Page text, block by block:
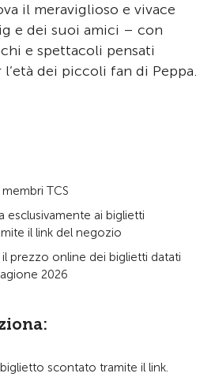
il meraviglioso e vivace
e dei suoi amici – con
e spettacoli pensati
dei piccoli fan di Peppa.
TCS
esclusivamente ai biglietti
il link del negozio
prezzo online dei biglietti datati
2026
scontato tramite il link.